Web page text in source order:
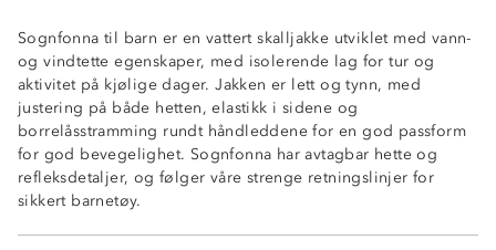
Sognfonna til barn er en vattert skalljakke utviklet med vann-
og vindtette egenskaper, med isolerende lag for tur og
aktivitet på kjølige dager. Jakken er lett og tynn, med
justering på både hetten, elastikk i sidene og
borrelåsstramming rundt håndleddene for en god passform
for god bevegelighet. Sognfonna har avtagbar hette og
refleksdetaljer, og følger våre strenge retningslinjer for
sikkert barnetøy.
Vanntett (10 000 mm vannsøyle)
Isolerende vattering
Fukttransporterende (5 000 g/m2/24t)
Vindtett
Lettvekt
Avtagbar hette med justering rundt ansikt
Hakebeskytter på glidelås